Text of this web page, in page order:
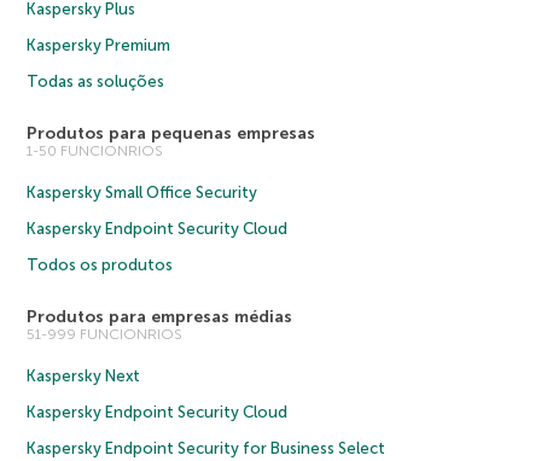
Kaspersky Plus
Kaspersky Premium
Todas as soluções
Produtos para pequenas empresas
1-50 FUNCIONRIOS
Kaspersky Small Office Security
Kaspersky Endpoint Security Cloud
Todos os produtos
Produtos para empresas médias
51-999 FUNCIONRIOS
Kaspersky Next
Kaspersky Endpoint Security Cloud
Kaspersky Endpoint Security for Business Select